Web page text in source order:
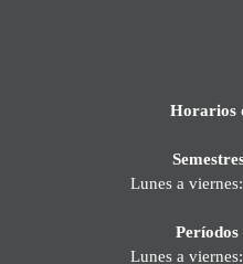
Horarios
Lunes a
Lunes a